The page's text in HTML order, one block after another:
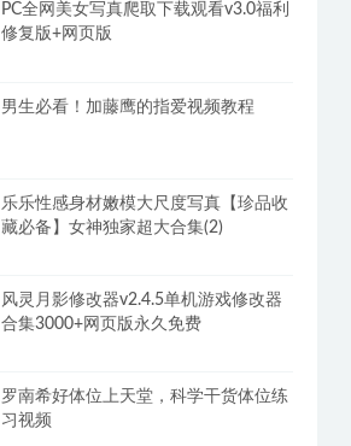
PC全网美女写真爬取下载观看v3.0福利
修复版+网页版
男生必看！加藤鹰的指爱视频教程
乐乐性感身材嫩模大尺度写真【珍品收
藏必备】女神独家超大合集(2)
风灵月影修改器v2.4.5单机游戏修改器
合集3000+网页版永久免费
罗南希好体位上天堂，科学干货体位练
习视频